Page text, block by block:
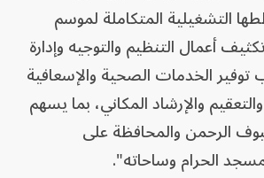
التشغيلية المتكاملة لموسم
أعمال التنظيم والتوجيه وإدارة
توفير الخدمات الصحية والإسعافية
والإرشاد المكاني، بما يسهم
الرحمن والمحافظة على
الحرام وساحاته".